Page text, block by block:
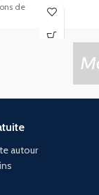
de
autour